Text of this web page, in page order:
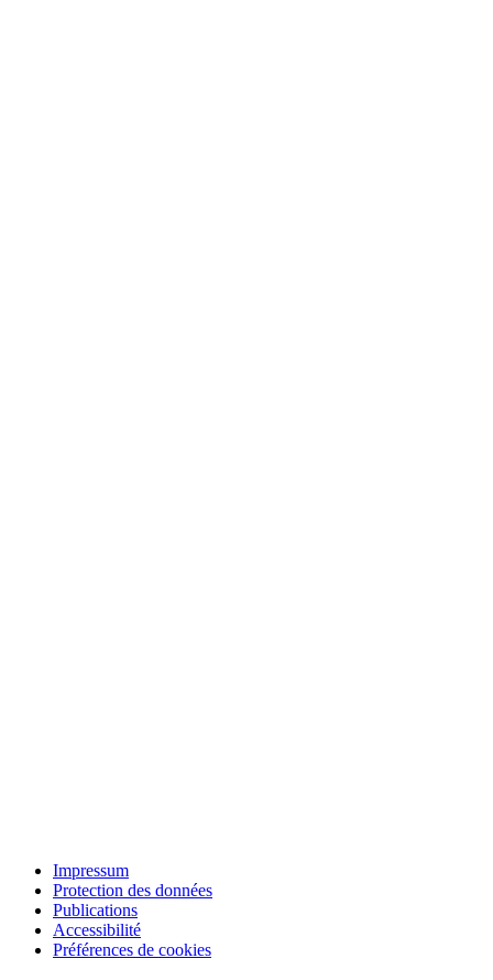
Impressum
Protection des données
Publications
Accessibilité
Préférences de cookies